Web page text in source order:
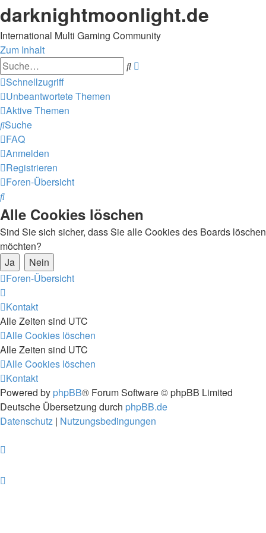
darknightmoonlight.de
International Multi Gaming Community
Zum Inhalt
Suche
Schnellzugriff
Unbeantwortete Themen
Aktive Themen
Suche
FAQ
Anmelden
Registrieren
Foren-Übersicht
Suche
Alle Cookies löschen
Sind Sie sich sicher, dass Sie alle Cookies des Boards löschen
möchten?
Foren-Übersicht
Kontakt
Alle Zeiten sind UTC
Alle Cookies löschen
Alle Zeiten sind UTC
Alle Cookies löschen
Kontakt
Powered by phpBB® Forum Software © phpBB Limited
Deutsche Übersetzung durch phpBB.de
Datenschutz | Nutzungsbedingungen